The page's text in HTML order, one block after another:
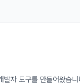
자 도구를 만들어왔습